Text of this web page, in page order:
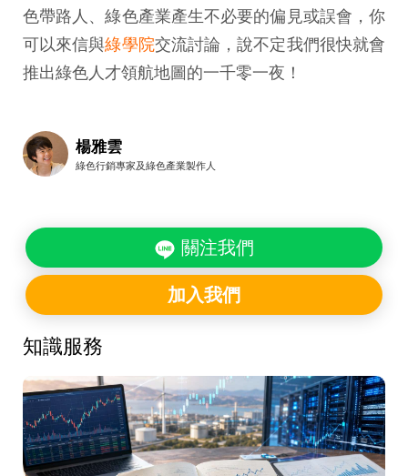
色帶路人、綠色產業產生不必要的偏見或誤會，你
可以來信與綠學院交流討論，說不定我們很快就會
推出綠色人才領航地圖的一千零一夜！
楊雅雲
綠色行銷專家及綠色產業製作人
關注我們
加入我們
知識服務